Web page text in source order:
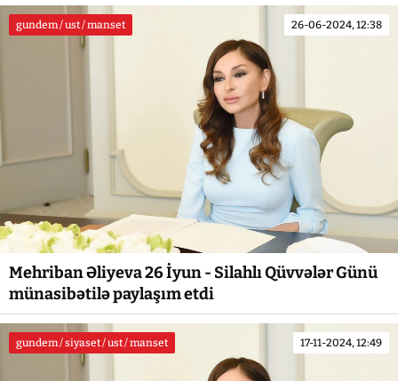
gundem / ust / manset 26-06-2024, 12:38
Mehriban Əliyeva 26 İyun - Silahlı Qüvvələr Günü
münasibətilə paylaşım etdi
gundem / siyaset / ust / manset 17-11-2024, 12:49